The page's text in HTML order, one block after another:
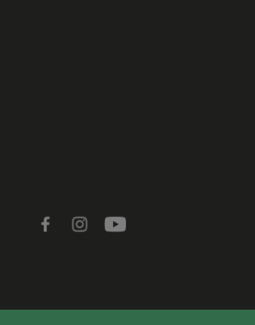
FacebookInstagramYoutube